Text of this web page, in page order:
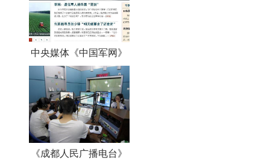
中央媒体《中国军网》
《成都人民广播电台》